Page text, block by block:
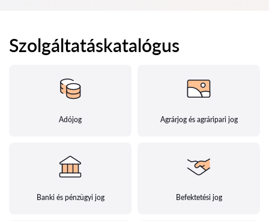
Szolgáltatáskatalógus
Adójog Agrárjog és agráripari jog
Banki és pénzügyi jog Befektetési jog